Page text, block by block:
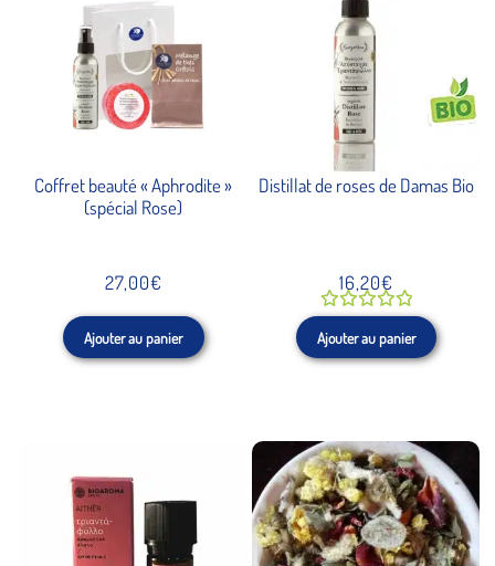
Coffret beauté « Aphrodite »
(spécial Rose)
27,00€
Ajouter au panier
Distillat de roses de Damas Bio
5.00sur
16,20€
Ajouter au panier